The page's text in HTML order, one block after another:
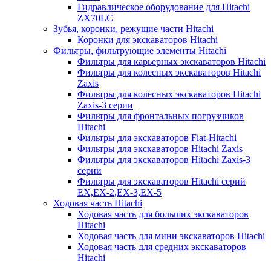
Гидравлическое оборудование для Hitachi
ZX70LC
Зубья, коронки, режущие части Hitachi
Коронки для экскаваторов Hitachi
Фильтры, фильтрующие элементы Hitachi
Фильтры для карьерных экскаваторов Hitachi
Фильтры для колесных экскаваторов Hitachi
Zaxis
Фильтры для колесных экскаваторов Hitachi
Zaxis-3 серии
Фильтры для фронтальных погрузчиков
Hitachi
Фильтры для экскаваторов Fiat-Hitachi
Фильтры для экскаваторов Hitachi Zaxis
Фильтры для экскаваторов Hitachi Zaxis-3
серии
Фильтры для экскаваторов Hitachi серий
EX,EX-2,EX-3,EX-5
Ходовая часть Hitachi
Ходовая часть для больших экскаваторов
Hitachi
Ходовая часть для мини экскаваторов Hitachi
Ходовая часть для средних экскаваторов
Hitachi